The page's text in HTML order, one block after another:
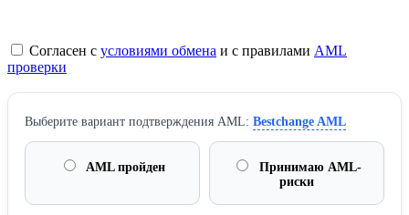
Согласен с условиями обмена и с правилами AML
проверки
Выберите вариант подтверждения AML: Bestchange AML
AML пройден
Принимаю AML-
риски